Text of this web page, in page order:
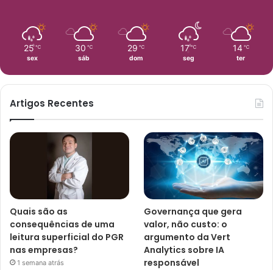
25 ℃
sex
30 ℃
sáb
29 ℃
dom
17 ℃
seg
14 ℃
ter
Artigos Recentes
Quais são as
consequências de uma
leitura superficial do PGR
nas empresas?
1 semana atrás
Governança que gera
valor, não custo: o
argumento da Vert
Analytics sobre IA
responsável